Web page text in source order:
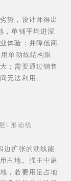
势，设计师得出
，单铺平均进深
体验；并降低商
单动线结构限
；需要通过销售
无法利用。
L形动线
边扩张的动线能
占地。强主中庭
，若要用足占地